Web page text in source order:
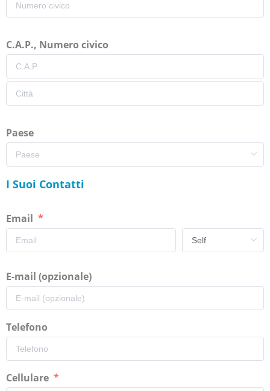
C.A.P., Numero civico
Paese
I Suoi Contatti
Email
E-mail (opzionale)
Telefono
Cellulare